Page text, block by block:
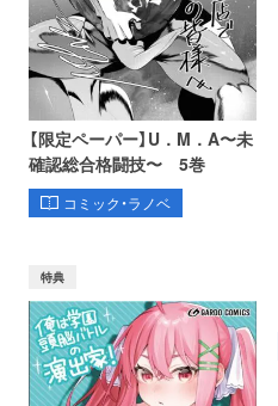
【限定ペーパー】U．M．A〜未
確認総合格闘技〜 5巻
コミック・ラノベ
特典